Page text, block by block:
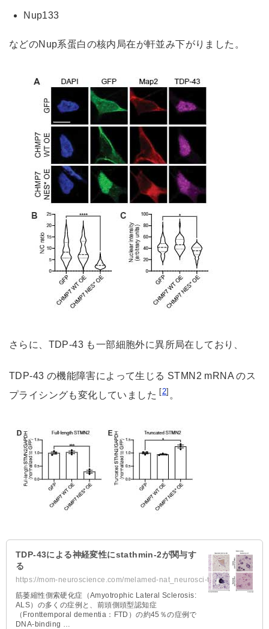
Nup133
などのNup系蛋白の核内局在が軒並み下がりました。
さらに、TDP-43 も一部細胞外に異所局在しており、
TDP-43 の機能障害によって生じる STMN2 mRNA のス
プライシングも変化していました [2] 。
TDP-43による神経変性にstathmin-2が関与す
る
https://mom-neuroscience.com/melamed-nat_neurosci-tdp43-stmn2/
筋萎縮性側索硬化症（Amyotrophic Lateral Sclerosis:
ALS）の多くの症例と、前頭側頭型認知症
（Fronttemporal dementia：FTD）の約45％の症例で
DNA-binding …